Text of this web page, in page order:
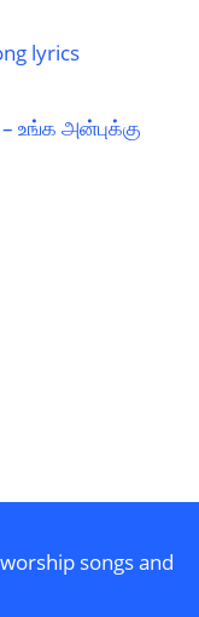
lyrics
உங்க அன்புக்கு
songs and